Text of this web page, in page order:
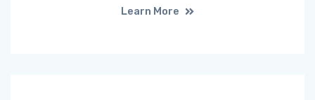
Learn More